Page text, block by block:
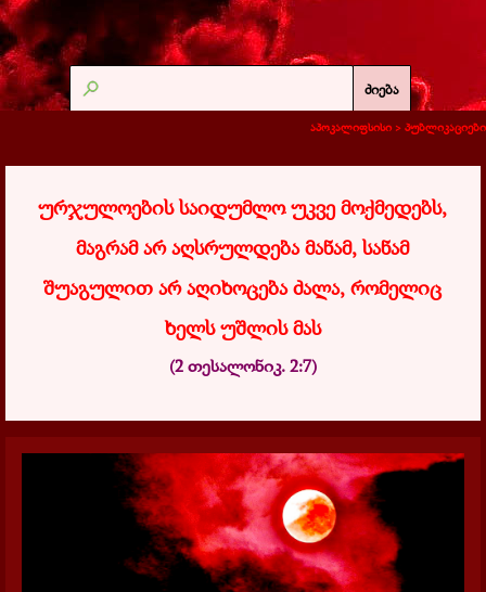
ძიება
აპოკალიფსისი > პუბლიკაციები
ურჯულოების საიდუმლო უკვე მოქმედებს,
მაგრამ არ აღსრულდება მანამ, სანამ
შუაგულით არ აღიხოცება ძალა, რომელიც
ხელს უშლის მას
(2 თესალონიკ. 2:7)